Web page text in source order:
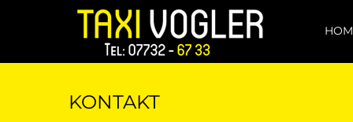
KONTAKT